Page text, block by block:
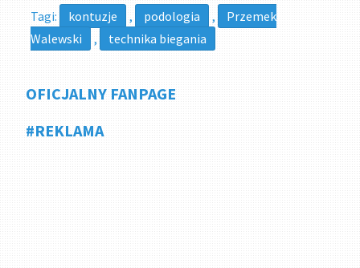
Tagi: kontuzje , podologia ,
Przemek
Walewski
, technika biegania
OFICJALNY FANPAGE
#REKLAMA